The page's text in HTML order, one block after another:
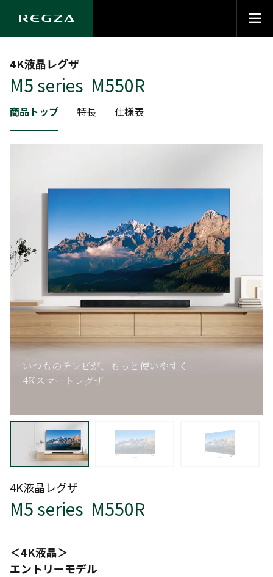
4K液晶レグザ
M5 series M550R
商品トップ 特長 仕様表
いつものテレビが、もっと使いやすく
4Kスマートレグザ
4K液晶レグザ
M5 series M550R
＜4K液晶＞
エントリーモデル